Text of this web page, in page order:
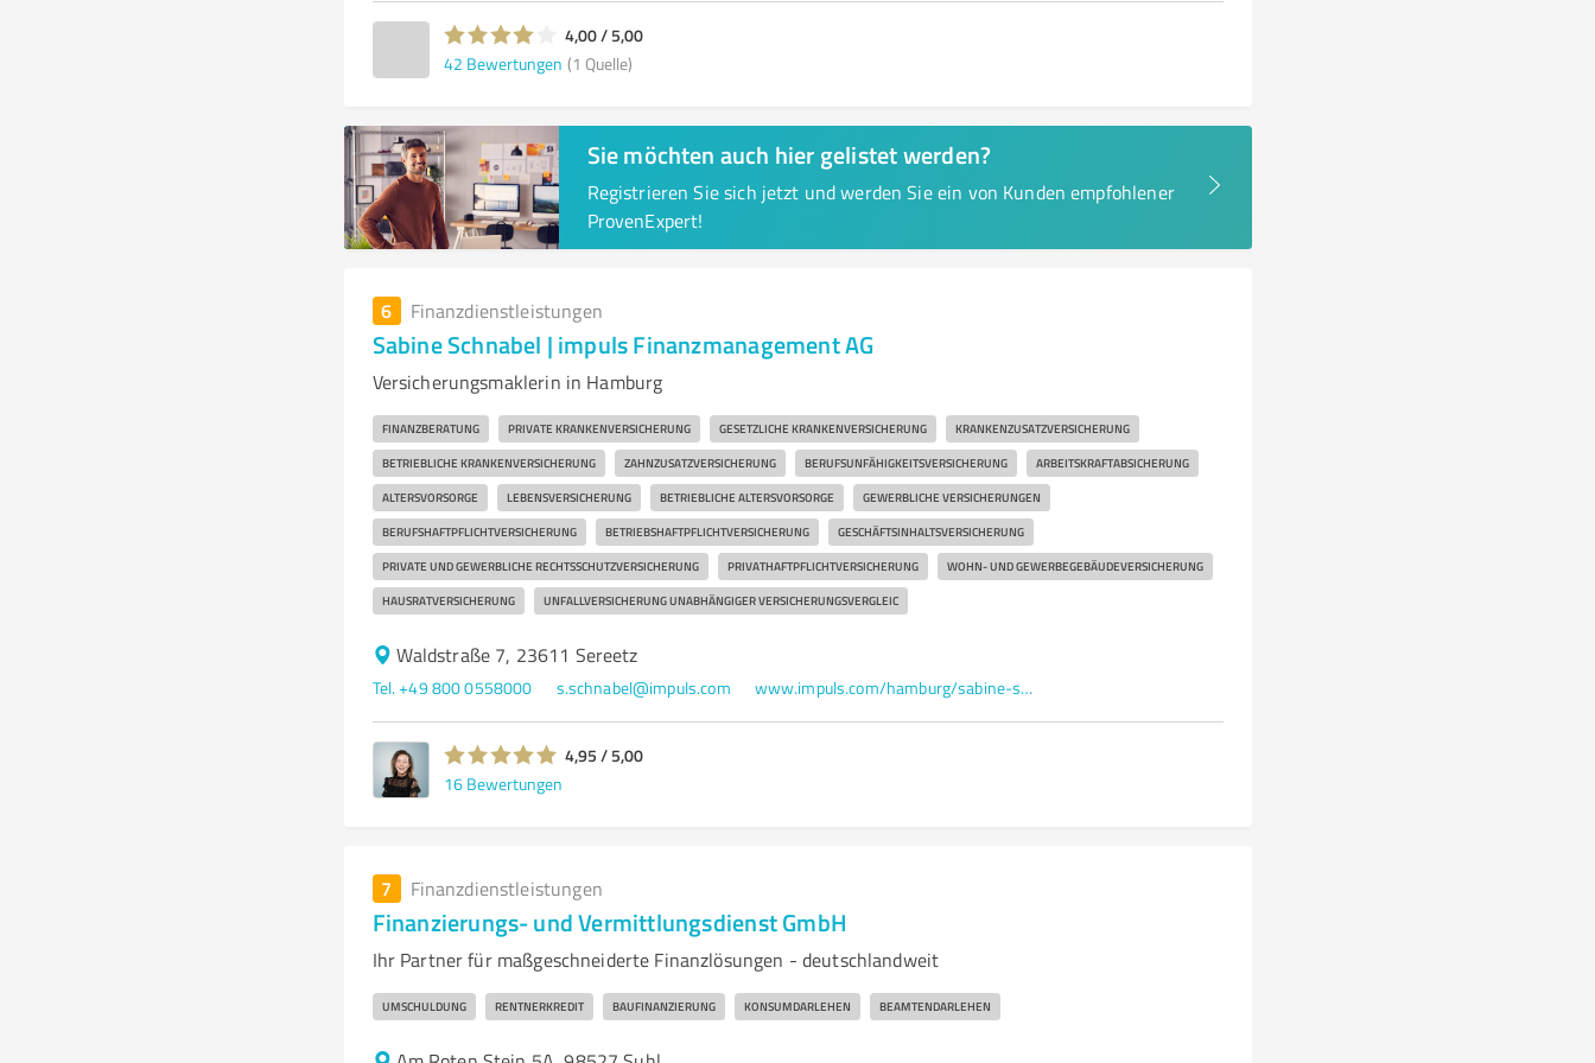
4,00 / 5,00
42 Bewertungen (1 Quelle)
Sie möchten auch hier gelistet werden?
Registrieren Sie sich jetzt und werden Sie ein von Kunden empfohlener
ProvenExpert!
6 Finanzdienstleistungen
Sabine Schnabel | impuls Finanzmanagement AG
Versicherungsmaklerin in Hamburg
FINANZBERATUNG PRIVATE KRANKENVERSICHERUNG GESETZLICHE KRANKENVERSICHERUNG KRANKENZUSATZVERSICHERUNG
BETRIEBLICHE KRANKENVERSICHERUNG ZAHNZUSATZVERSICHERUNG BERUFSUNFÄHIGKEITSVERSICHERUNG ARBEITSKRAFTABSICHERUNG
ALTERSVORSORGE LEBENSVERSICHERUNG BETRIEBLICHE ALTERSVORSORGE GEWERBLICHE VERSICHERUNGEN
BERUFSHAFTPFLICHTVERSICHERUNG BETRIEBSHAFTPFLICHTVERSICHERUNG GESCHÄFTSINHALTSVERSICHERUNG
PRIVATE UND GEWERBLICHE RECHTSSCHUTZVERSICHERUNG PRIVATHAFTPFLICHTVERSICHERUNG WOHN- UND GEWERBEGEBÄUDEVERSICHERUNG
HAUSRATVERSICHERUNG UNFALLVERSICHERUNG UNABHÄNGIGER VERSICHERUNGSVERGLEIC
Waldstraße 7, 23611 Sereetz
Tel. +49 800 0558000 s.schnabel@impuls.com www.impuls.com/hamburg/sabine-schnabel
4,95 / 5,00
16 Bewertungen
7 Finanzdienstleistungen
Finanzierungs- und Vermittlungsdienst GmbH
Ihr Partner für maßgeschneiderte Finanzlösungen - deutschlandweit
UMSCHULDUNG RENTNERKREDIT BAUFINANZIERUNG KONSUMDARLEHEN BEAMTENDARLEHEN